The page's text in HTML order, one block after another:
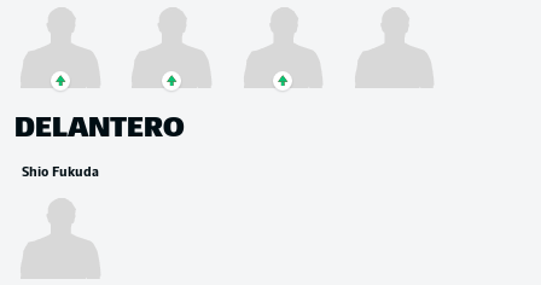
DELANTERO
Shio Fukuda